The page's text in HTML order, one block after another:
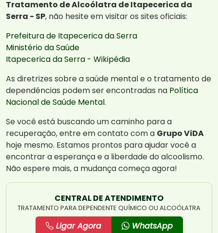
Tratamento de Alcoólatra de Itapecerica da
Serra - SP, não hesite em visitar os sites oficiais:
Prefeitura de Itapecerica da Serra
Ministério da Saúde
Itapecerica da Serra - Wikipédia
As diretrizes sobre a saúde mental e o tratamento de
dependências podem ser encontradas na Política
Nacional de Saúde Mental.
Se você está buscando um caminho para a
recuperação, entre em contato com a Grupo ViDA
hoje mesmo. Estamos prontos para ajudar você a
encontrar a esperança e a liberdade do alcoolismo.
Não espere mais, a mudança começa agora!
CENTRAL DE ATENDIMENTO
TRATAMENTO PARA DEPENDENTE QUÍMICO OU ALCOÓLATRA
Ligar Agora WhatsApp